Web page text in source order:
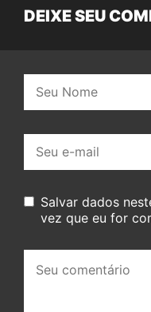
DEIXE SEU
mail:
Salvar dados
vez que eu for
comentário: